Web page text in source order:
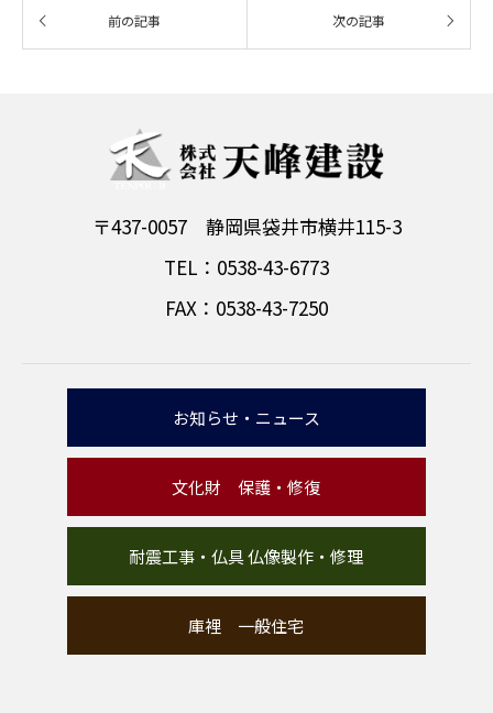
〒437-0057 静岡県袋井市横井115-3
TEL：0538-43-6773
FAX：0538-43-7250
お知らせ・ニュース
文化財 保護・修復
耐震工事・仏具 仏像製作・修理
庫裡 一般住宅